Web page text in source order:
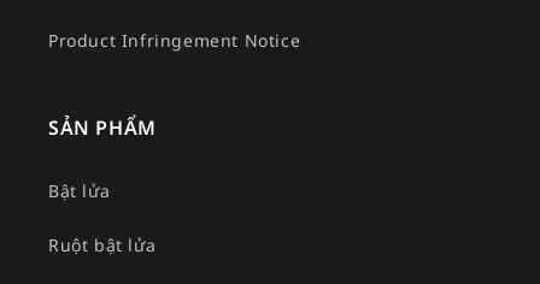
Product Infringement Notice
SẢN PHẨM
Bật lửa
Ruột bật lửa